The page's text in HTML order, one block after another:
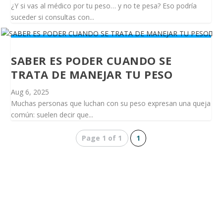
¿Y si vas al médico por tu peso… y no te pesa? Eso podría
suceder si consultas con...
SABER ES PODER CUANDO SE
TRATA DE MANEJAR TU PESO
Aug 6, 2025
Muchas personas que luchan con su peso expresan una queja
común: suelen decir que...
Page 1 of 1 1